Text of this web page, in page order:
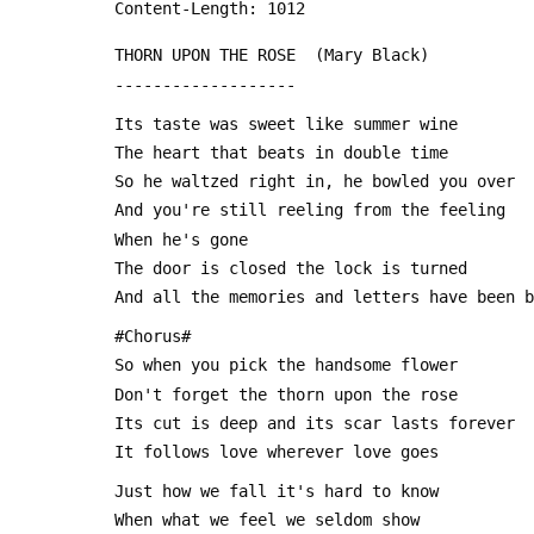
Content-Length: 1012
THORN UPON THE ROSE  (Mary Black)
-------------------
Its taste was sweet like summer wine
The heart that beats in double time
So he waltzed right in, he bowled you over
And you're still reeling from the feeling
When he's gone
The door is closed the lock is turned
And all the memories and letters have been
#Chorus#
So when you pick the handsome flower
Don't forget the thorn upon the rose
Its cut is deep and its scar lasts forever
It follows love wherever love goes
Just how we fall it's hard to know
When what we feel we seldom show